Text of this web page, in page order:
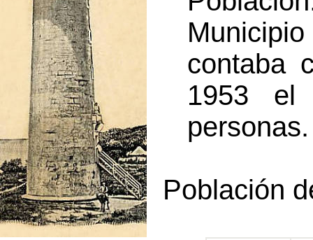
contaba
1953 el
personas.
Población